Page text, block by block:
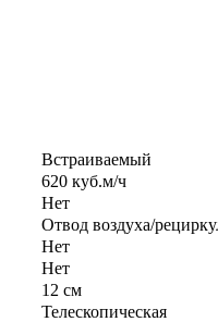
Встраиваемый
620 куб.м/ч
Нет
Отвод воздуха/
Нет
Нет
12 см
Телескопическая